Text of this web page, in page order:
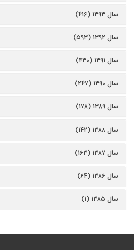
سال ۱۳۹۳ (۴۱۶)
سال ۱۳۹۲ (۵۹۳)
سال ۱۳۹۱ (۴۳۰)
سال ۱۳۹۰ (۲۴۷)
سال ۱۳۸۹ (۱۷۸)
سال ۱۳۸۸ (۱۴۲)
سال ۱۳۸۷ (۱۶۳)
سال ۱۳۸۶ (۶۴)
سال ۱۳۸۵ (۱)